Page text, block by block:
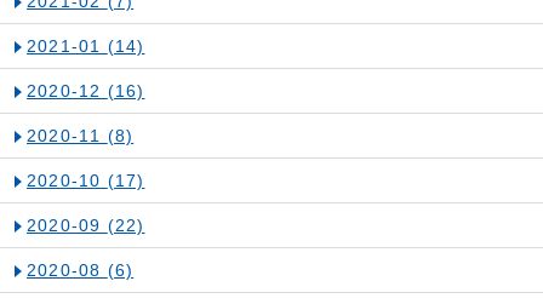
2021-01 (14)
2020-12 (16)
2020-11 (8)
2020-10 (17)
2020-09 (22)
2020-08 (6)